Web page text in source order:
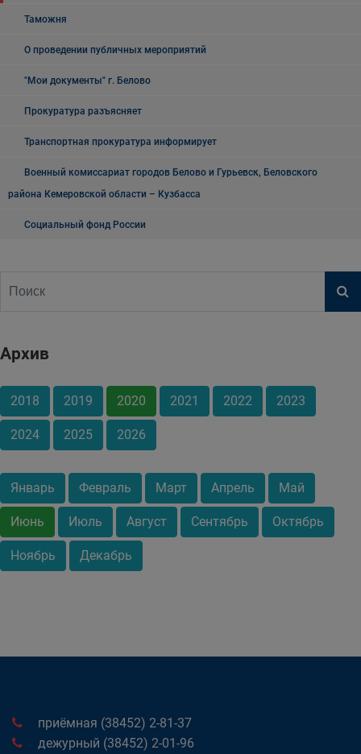
Таможня
О проведении публичных мероприятий
"Мои документы" г. Белово
Прокуратура разъясняет
Транспортная прокуратура информирует
Военный комиссариат городов Белово и Гурьевск, Беловского
района Кемеровской области – Кузбасса
Социальный фонд России
Архив
2018 2019 2020 2021 2022 2023
2024 2025 2026
Январь Февраль Март Апрель Май
Июнь Июль Август Сентябрь Октябрь
Ноябрь Декабрь
приёмная (38452) 2-81-37
дежурный (38452) 2-01-96